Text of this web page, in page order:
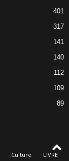
401
317
141
140
112
109
89
Culture LIVRE